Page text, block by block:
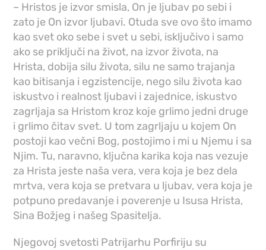
– Hristos je izvor smisla, On je ljubav po sebi i
zato je On izvor ljubavi. Otuda sve ovo što imamo
kao svet oko sebe i svet u sebi, isključivo i samo
ako se priključi na život, na izvor života, na
Hrista, dobija silu života, silu ne samo trajanja
kao bitisanja i egzistencije, nego silu života kao
iskustvo i realnost ljubavi i zajednice, iskustvo
zagrljaja sa Hristom kroz koje grlimo jedni druge
i grlimo čitav svet. U tom zagrljaju u kojem On
postoji kao večni Bog, postojimo i mi u Njemu i sa
Njim. Tu, naravno, ključna karika koja nas vezuje
za Hrista jeste naša vera, vera koja je bez dela
mrtva, vera koja se pretvara u ljubav, vera koja je
potpuno predavanje i poverenje u Isusa Hrista,
Sina Božjeg i našeg Spasitelja.
Njegovoj svetosti Patrijarhu Porfiriju su